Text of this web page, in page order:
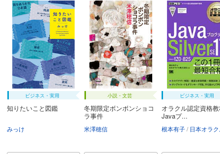
ビジネス・実用
知りたいこと図鑑
みっけ
小説・文芸
冬期限定ボンボンショコ
ラ事件
米澤穂信
ビジネス・実用
オラクル認定資格
Javaプ...
根本有子 日本オラクル株式